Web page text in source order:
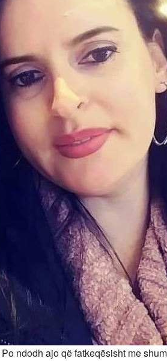
ndodh ajo që fatkeqësisht me